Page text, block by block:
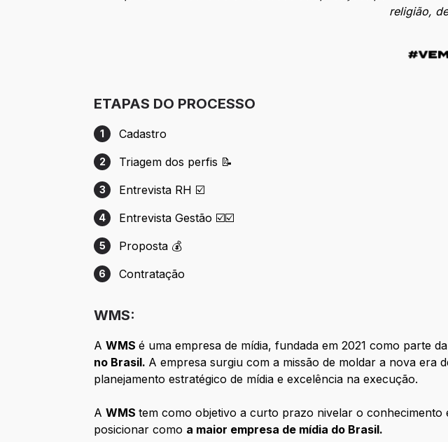
religião,
ETAPAS DO PROCESSO
Etapa 1: Cadastro
1 Cadastro
Etapa 2: Triagem dos perfis 📝
2 Triagem dos perfis 📝
Etapa 3: Entrevista RH ☑️
3 Entrevista RH ☑️
Etapa 4: Entrevista Gestão ☑️☑️
4 Entrevista Gestão ☑️☑️
Etapa 5: Proposta 💰
5 Proposta 💰
Etapa 6: Contratação
6 Contratação
WMS:
AWMSé uma empresa de mídia, fundada em 2021 como parte
no Brasil. A empresa surgiu com a missão de moldar a nova era
planejamento estratégico de mídia e excelência na execução.
AWMStem como objetivo a curto prazo nivelar o conhecimento
posicionar como a maior empresa de mídia do Brasil.